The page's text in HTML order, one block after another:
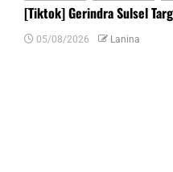
[Tiktok] Gerindra Sulsel
05/08/2026 Lanina